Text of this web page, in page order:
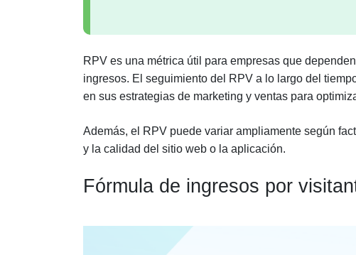
RPV es una métrica útil para empresas que
ingresos. El seguimiento del RPV a lo largo del
en sus estrategias de marketing y ventas para
Además, el RPV puede variar ampliamente según
y la calidad del sitio web o la aplicación.
Fórmula de ingresos por